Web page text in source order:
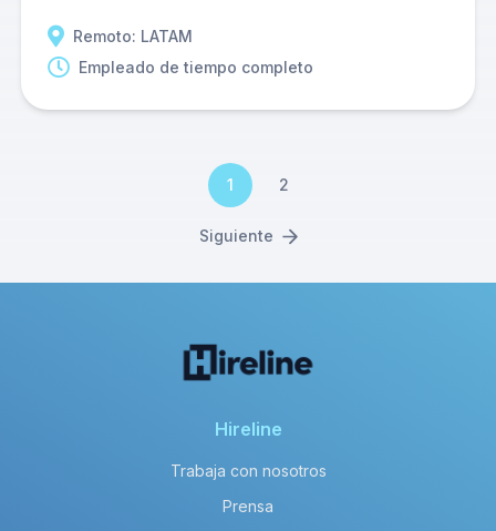
Remoto: LATAM
Empleado de tiempo completo
1 2
Siguiente
Hireline
Trabaja con nosotros
Prensa